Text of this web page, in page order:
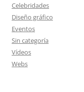
Celebridades
Diseño gráfico
Eventos
Sin categoría
Vídeos
Webs